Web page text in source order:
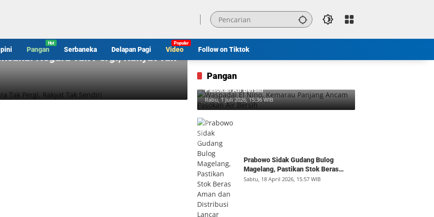
Pangan Serbaneka Delapan Pagi Video Follow on Tiktok
Negara Tak Pergi, Rakyat Tak
Pangan
Waspadai El Nino, Kemarau Panjang Ancam
Pasokan Air Bersih
Rabu, 1 Juli 2026, 15:36 WIB
Prabowo Sidak Gudang Bulog
Magelang, Pastikan Stok Beras
Aman dan Distribusi Lancar
Sabtu, 18 April 2026, 15:57 WIB